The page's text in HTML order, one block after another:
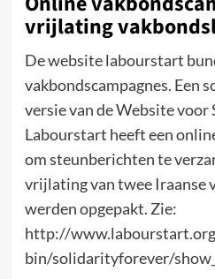
vrijlating
De website labourstart
vakbondscampagnes. Een
versie van de Website
Labourstart heeft een
om steunberichten te
vrijlating van twee Iraanse
werden opgepakt. Zie:
http://
bin/solidarityforever/